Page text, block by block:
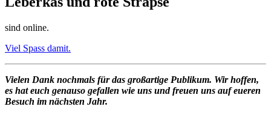
sind online.
Viel Spass damit.
Vielen Dank nochmals für das großartige Publikum. Wir hoffen,
es hat euch genauso gefallen wie uns und freuen uns auf eueren
Besuch im nächsten Jahr.